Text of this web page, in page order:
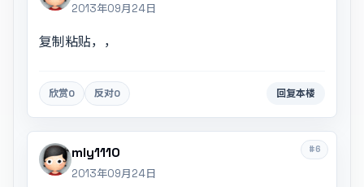
2013年09月24日
复制粘贴，，
欣赏0 反对0 回复本楼
#6
mly1110
2013年09月24日